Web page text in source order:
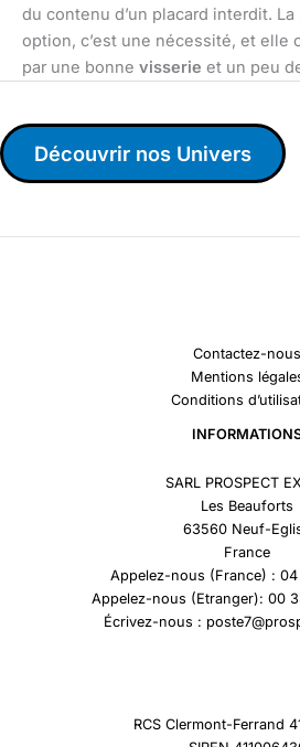
du contenu d’un placard interdit.
option, c’est une nécessité, et elle
par une bonne visserie et un peu
Découvrir nos Univers
Contactez-nous
Mentions
Conditions
SARL PROSPECT
Les Beauforts
63560 Neuf-
France
Appelez-nous (France) :
Appelez-nous (Etranger): 00
Écrivez-nous :
RCS Clermont-Ferrand